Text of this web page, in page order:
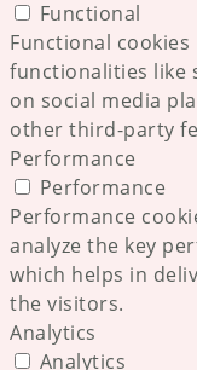
Functional
Functional
functionalities like
on social media
other third-party
Performance
Performance
Performance
analyze the key
which helps in
the visitors.
Analytics
Analytics